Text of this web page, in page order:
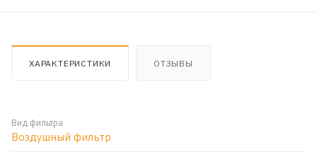
ХАРАКТЕРИСТИКИ ОТЗЫВЫ
Вид фильтра
Воздушный фильтр